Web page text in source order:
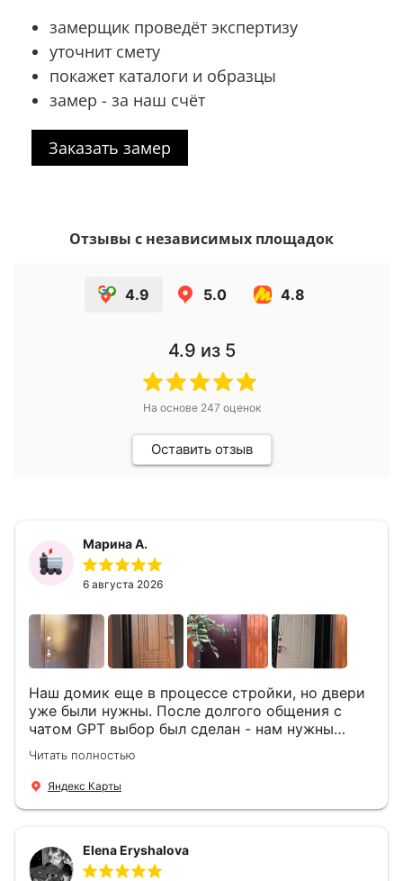
замерщик проведёт экспертизу
уточнит смету
покажет каталоги и образцы
замер - за наш счёт
Заказать замер
Отзывы с независимых площадок
4.9 5.0 4.8
4.9 из 5
На основе 247 оценок
Оставить отзыв
Марина А.
6 августа 2026
Наш домик еще в процессе стройки, но двери
уже были нужны. После долгого общения с
чатом GPT выбор был сделан - нам нужны
двери Аргус Термо Композит, которые нашлись
в компании ДвериОпт . Менеджер Филипп
ответил на все вопросы, посчитал стоимость и
установили две двери, ответили на все
вопросы . Выполненной работой мы довольны.
Читать полностью
Яндекс Карты
Elena Eryshalova